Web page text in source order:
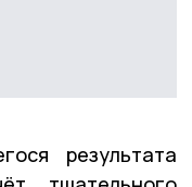
результата